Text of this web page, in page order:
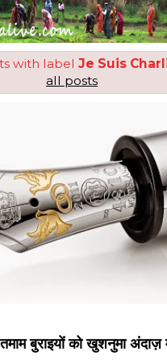
with label Je Suis
all posts
तमाम बुराइयों को खुशनुमा